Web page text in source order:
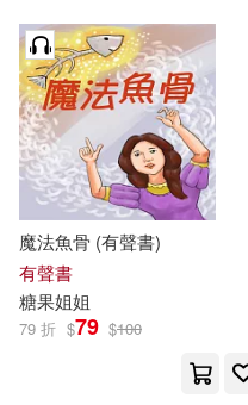
魔法魚骨 (有聲書)
有聲書
糖果姐姐
79 折 $79 $100